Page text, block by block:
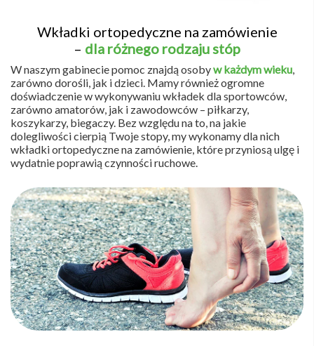
Wkładki ortopedyczne na zamówienie
– dla różnego rodzaju stóp
W naszym gabinecie pomoc znajdą osobyw każdym wieku,
zarówno dorośli, jak i dzieci. Mamy również ogromne
doświadczenie w wykonywaniu wkładek dla sportowców,
zarówno amatorów, jak i zawodowców – piłkarzy,
koszykarzy, biegaczy. Bez względu na to, na jakie
dolegliwości cierpią Twoje stopy, my wykonamy dla nich
wkładki ortopedyczne na zamówienie, które przyniosą ulgę i
wydatnie poprawią czynności ruchowe.